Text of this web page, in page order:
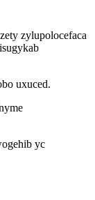
zylupolocefaca
uxuced.
yc